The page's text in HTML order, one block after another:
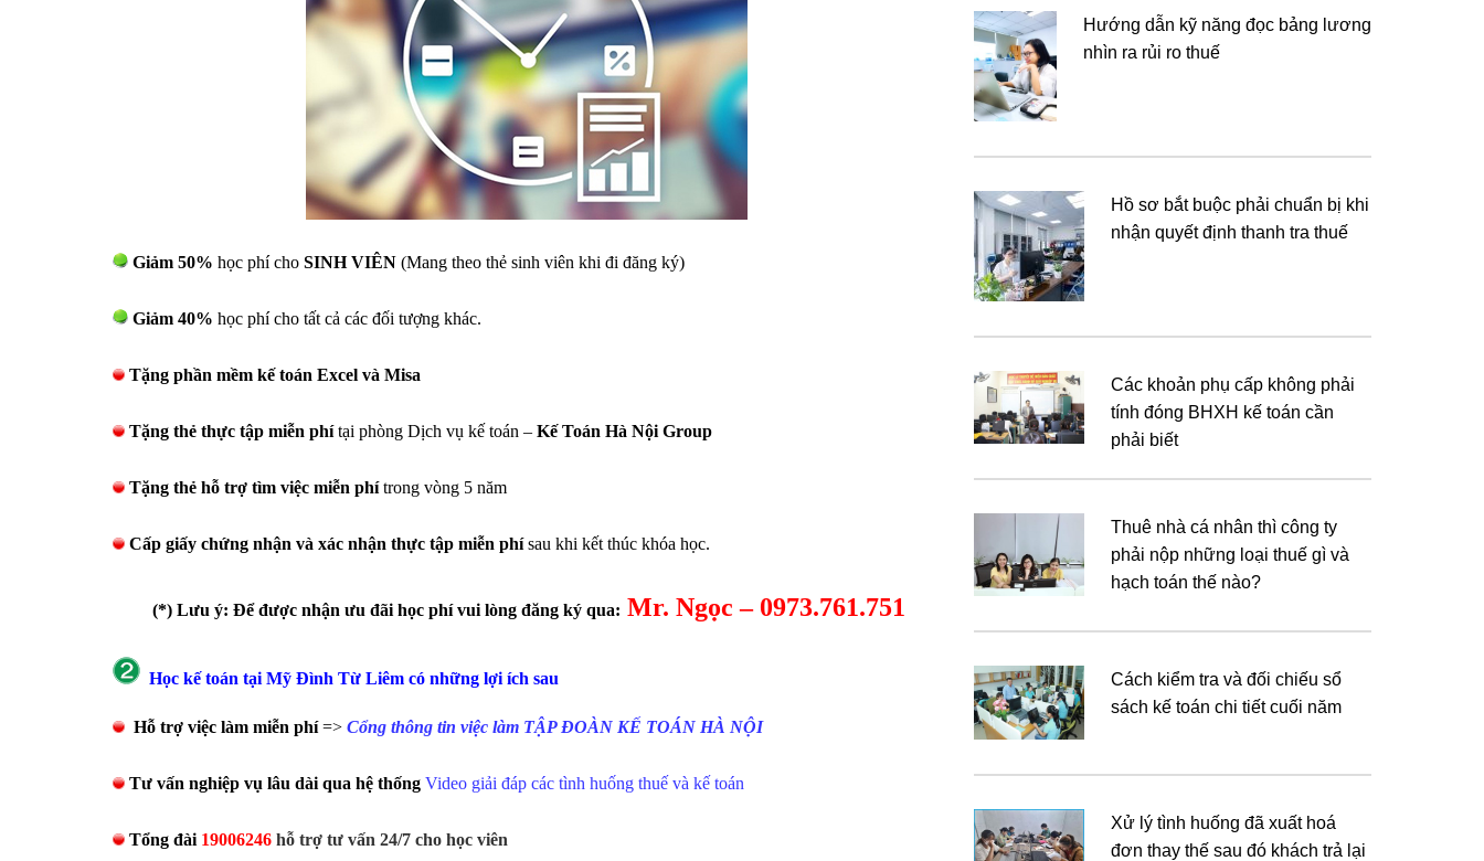
Giảm 50% học phí cho SINH VIÊN (Mang theo thẻ sinh viên khi đi đăng ký)
Giảm 40% học phí cho tất cả các đối tượng khác.
Tặng phần mềm kế toán Excel và Misa
Tặng thẻ thực tập miễn phítại phòng Dịch vụ kế toán – Kế Toán Hà Nội Group
Tặng thẻ hỗ trợ tìm việc miễn phítrong vòng 5 năm
Cấp giấy chứng nhận và xác nhận thực tập miễn phísau khi kết thúc khóa học.
(*) Lưu ý: Để được nhận ưu đãi học phí vui lòng đăng ký qua: Mr. Ngọc – 0973.761.751
Học kế toán tại Mỹ Đình Từ Liêm có những lợi ích sau
Hỗ trợ việc làm miễn phí=> Cổng thông tin việc làm TẬP ĐOÀN KẾ TOÁN HÀ NỘI
Tư vấn nghiệp vụ lâu dài qua hệ thống Video giải đáp các tình huống thuế và kế toán
Tổng đài 19006246 hỗ trợ tư vấn 24/7 cho học viên
Hướng dẫn kỹ năng đọc bảng lương
nhìn ra rủi ro thuế
Hồ sơ bắt buộc phải chuẩn bị khi
nhận quyết định thanh tra thuế
Các khoản phụ cấp không phải
tính đóng BHXH kế toán cần
phải biết
Thuê nhà cá nhân thì công ty
phải nộp những loại thuế gì và
hạch toán thế nào?
Cách kiểm tra và đối chiếu sổ
sách kế toán chi tiết cuối năm
Xử lý tình huống đã xuất hoá
đơn thay thế sau đó khách trả lại